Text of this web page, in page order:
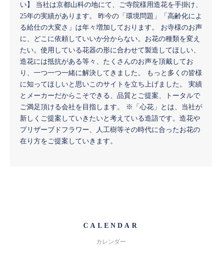
い】 当社は京都山科の地にて、ご寺院様用造花を手掛け、
25年の実績があります。 昨今の「環境問題」「高齢化によ
る給仕の大変さ」は年々増加しております。 お寺様のお声
に、どこに依頼していいか分からない。お花の種類を変え
たい。使用している花器の形に合わせて製造してほしい、
造花には抵抗がある等々、たくさんのお声を頂戴してお
り、一つ一つ一緒に解決してきました。 もっと多くの皆様
に知ってほしいと思いこのサイトを立ち上げました。 実績
とメーカーだからこそできる、品質とご提案、トータルで
ご満足頂ける会社を目指します。 ※「心花」とは、当社が
新しくご提案していきたいと考えている造語です。造花や
プリザーブドフラワー、人工樹等その時代に合ったお花の
在り方をご提案していきます。
CALENDAR
カレンダー